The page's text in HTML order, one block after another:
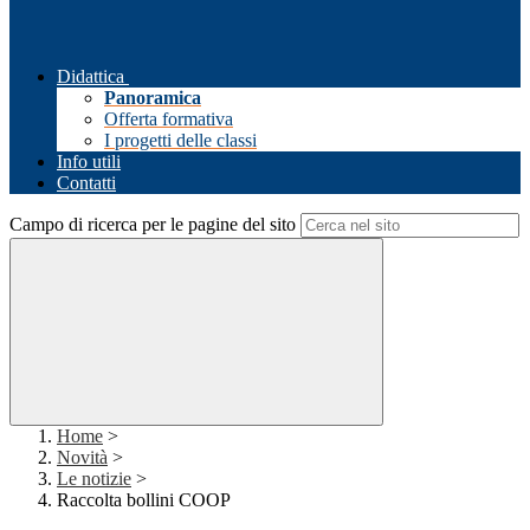
Didattica
Panoramica
Offerta formativa
I progetti delle classi
Info utili
Contatti
Campo di ricerca per le pagine del sito
Home >
Novità >
Le notizie >
Raccolta bollini COOP